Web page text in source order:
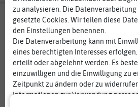
zu analysieren. Die
gesetzte Cookies. Wir teilen diese
den Einstellungen benennen.
Die Datenverarbeitung kann mit
eines berechtigten Interesses
erteilt oder abgelehnt werden. Es
einzuwilligen und die Einwilligung zu
Zeitpunkt zu ändern oder zu
Informationen zur Verwendung